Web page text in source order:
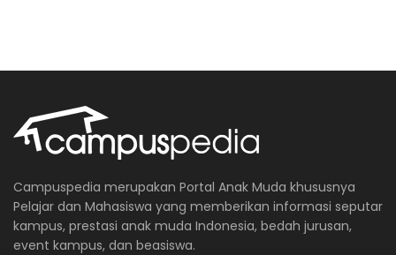
Campuspedia merupakan Portal Anak Muda khususnya
Pelajar dan Mahasiswa yang memberikan informasi seputar
kampus, prestasi anak muda Indonesia, bedah jurusan,
event kampus, dan beasiswa.